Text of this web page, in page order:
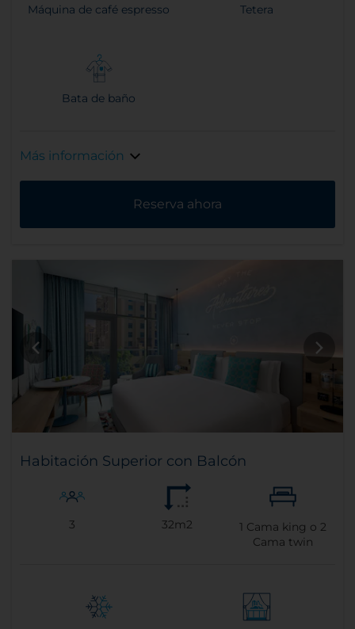
Máquina de café espresso Tetera
Bata de baño
Más información
Reserva ahora
Habitación Superior con Balcón
3 32m2 1 Cama king o 2
Cama twin